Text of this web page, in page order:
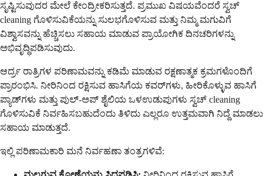
ಸೃಷ್ಟಿಸುವುದರ ಮೇಲೆ ಕೇಂದ್ರೀಕರಿಸುತ್ತದೆ. ಪ್ರಮುಖ ವಿಷಯವೆಂದರೆ ಸ್ವಚ್
cleaning ಗೊಳಿಸುವಿಕೆಯನ್ನು ಸುಲಭಗೊಳಿಸುವ ಮತ್ತು ನಿಮ್ಮ ಮಗುವಿಗೆ
ವಿಶ್ವಾಸವನ್ನು ಹೆಚ್ಚಿಸಲು ಸಹಾಯ ಮಾಡುವ ಪ್ರಾಯೋಗಿಕ ದಿನಚರಿಗಳನ್ನು
ಅಭಿವೃದ್ಧಿಪಡಿಸುವುದು.
ಆರ್ದ್ರ ರಾತ್ರಿಗಳ ಪರಿಣಾಮವನ್ನು ಕಡಿಮೆ ಮಾಡುವ ರಕ್ಷಣಾತ್ಮಕ ಕ್ರಮಗಳೊಂದಿಗೆ
ಪ್ರಾರಂಭಿಸಿ. ನೀರಿನಿಂದ ರಕ್ಷಿಸುವ ಹಾಸಿಗೆಯ ಕವರ್‌ಗಳು, ಹೀರಿಕೊಳ್ಳುವ ಹಾಸಿಗೆ
ಪ್ಯಾಡ್‌ಗಳು ಮತ್ತು ಪುಲ್-ಅಪ್ ಶೈಲಿಯ ಒಳಉಡುಪುಗಳು ಸ್ವಚ್ cleaning
ಗೊಳಿಸುವಿಕೆ ನಿರ್ವಹಿಸಬಹುದೆಂದು ತಿಳಿದು ಎಲ್ಲರೂ ಉತ್ತಮವಾಗಿ ನಿದ್ದೆ ಮಾಡಲು
ಸಹಾಯ ಮಾಡುತ್ತದೆ.
ಇಲ್ಲಿ ಪರಿಣಾಮಕಾರಿ ಮನೆ ನಿರ್ವಹಣಾ ತಂತ್ರಗಳಿವೆ: